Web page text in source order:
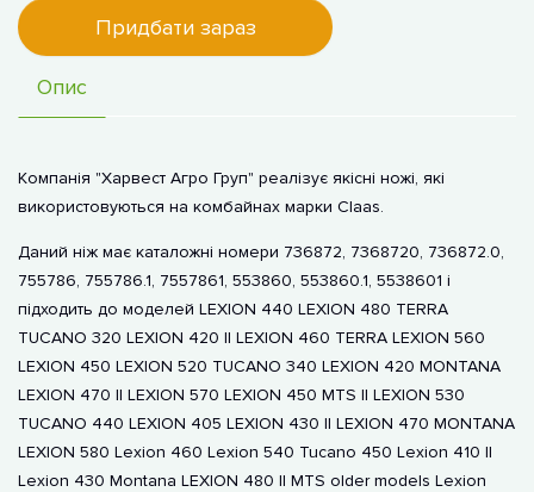
Придбати зараз
Опис
Компанія "Харвест Агро Груп" реалізує якісні ножі, які
використовуються на комбайнах марки Claas.
Даний ніж має каталожні номери 736872, 7368720, 736872.0,
755786, 755786.1, 7557861, 553860, 553860.1, 5538601 і
підходить до моделей LEXION 440 LEXION 480 TERRA
TUCANO 320 LEXION 420 II LEXION 460 TERRA LEXION 560
LEXION 450 LEXION 520 TUCANO 340 LEXION 420 MONTANA
LEXION 470 II LEXION 570 LEXION 450 MTS II LEXION 530
TUCANO 440 LEXION 405 LEXION 430 II LEXION 470 MONTANA
LEXION 580 Lexion 460 Lexion 540 Tucano 450 Lexion 410 II
Lexion 430 Montana LEXION 480 II MTS older models Lexion